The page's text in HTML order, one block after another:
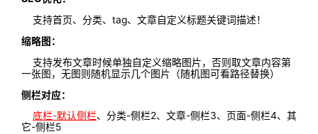
支持首页、分类、tag、文章自定义标题关键词描述！
缩略图：
支持发布文章时候单独自定义缩略图片，否则取文章内容第
一张图，无图则随机显示几个图片（随机图可看路径替换）
侧栏对应：
底栏-默认侧栏、分类-侧栏2、文章-侧栏3、页面-侧栏4、其
它-侧栏5